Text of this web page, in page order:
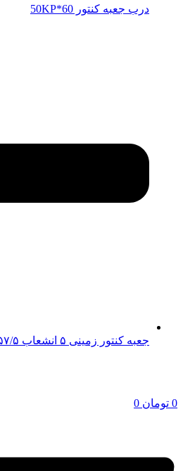
درب جعبه کنتور 50KP*60
جعبه کنتور زمینی ۵ انشعاب ۵۷/۵
0 تومان 0